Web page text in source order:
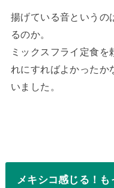
揚げている音というの
るのか。
ミックスフライ定食
れにすればよかった
いました。
メキシコ感じる！